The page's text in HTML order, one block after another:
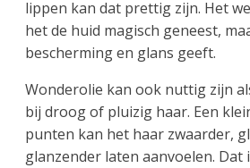
lippen kan dat prettig zijn. Het
het de huid magisch geneest,
bescherming en glans geeft.
Wonderolie kan ook nuttig zijn
bij droog of pluizig haar. Een
punten kan het haar zwaarder,
glanzender laten aanvoelen. Dat